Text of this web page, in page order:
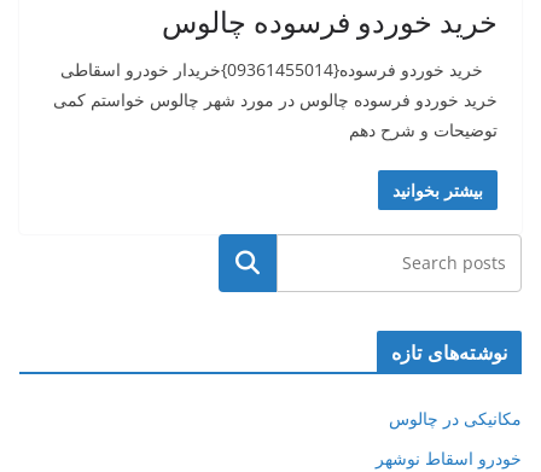
خرید خوردو فرسوده چالوس
خرید خوردو فرسوده{09361455014}خریدار خودرو اسقاطی
خرید خوردو فرسوده چالوس در مورد شهر چالوس خواستم کمی
توضیحات و شرح دهم
بیشتر بخوانید
جستجو
نوشته‌های تازه
مکانیکی در چالوس
خودرو اسقاط نوشهر